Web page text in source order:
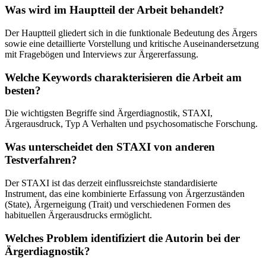
Was wird im Hauptteil der Arbeit behandelt?
Der Hauptteil gliedert sich in die funktionale Bedeutung des Ärgers
sowie eine detaillierte Vorstellung und kritische Auseinandersetzung
mit Fragebögen und Interviews zur Ärgererfassung.
Welche Keywords charakterisieren die Arbeit am
besten?
Die wichtigsten Begriffe sind Ärgerdiagnostik, STAXI,
Ärgerausdruck, Typ A Verhalten und psychosomatische Forschung.
Was unterscheidet den STAXI von anderen
Testverfahren?
Der STAXI ist das derzeit einflussreichste standardisierte
Instrument, das eine kombinierte Erfassung von Ärgerzuständen
(State), Ärgerneigung (Trait) und verschiedenen Formen des
habituellen Ärgerausdrucks ermöglicht.
Welches Problem identifiziert die Autorin bei der
Ärgerdiagnostik?